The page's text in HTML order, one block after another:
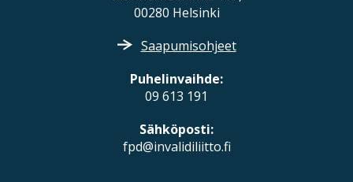
00280 Helsinki
Saapumisohjeet
Puhelinvaihde:
09 613 191
Sähköposti:
fpd@invalidiliitto.fi